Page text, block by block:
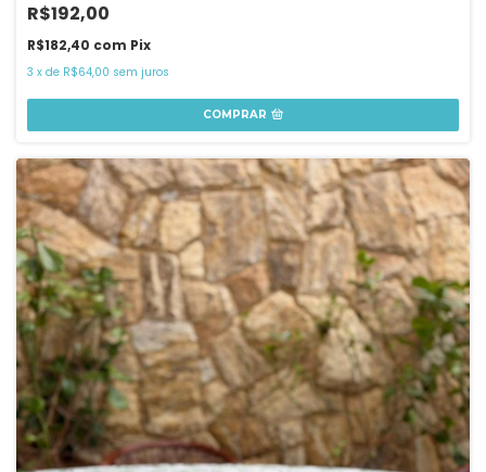
R$192,00
R$182,40 com Pix
3 x de R$64,00 sem juros
COMPRAR